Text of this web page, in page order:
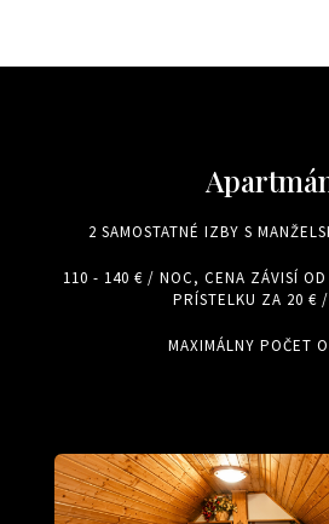
2 SAMOSTATNÉ IZBY S
110 - 140 € / NOC, CENA ZÁVISÍ
PRÍSTELKU ZA 20 €
MAXIMÁLNY POČET